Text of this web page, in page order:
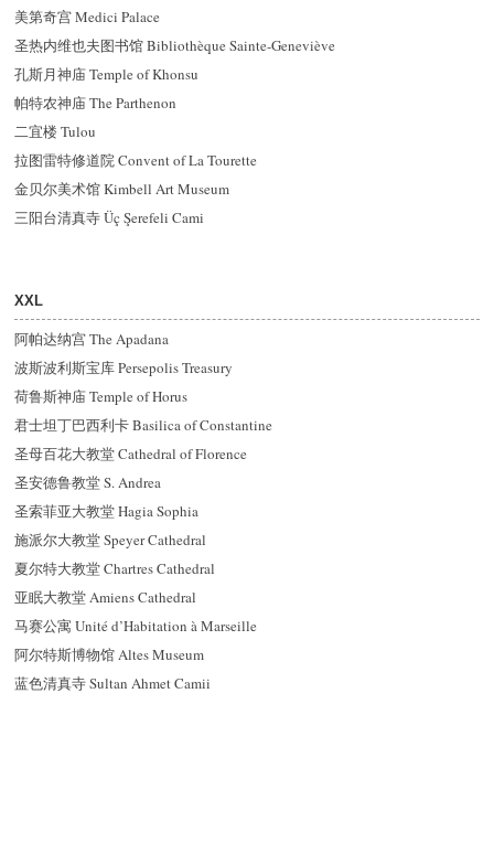
美第奇宫 Medici Palace
圣热内维也夫图书馆 Bibliothèque Sainte-Geneviève
孔斯月神庙 Temple of Khonsu
帕特农神庙 The Parthenon
二宜楼 Tulou
拉图雷特修道院 Convent of La Tourette
金贝尔美术馆 Kimbell Art Museum
三阳台清真寺 Üç Şerefeli Cami
XXL
阿帕达纳宫 The Apadana
波斯波利斯宝库 Persepolis Treasury
荷鲁斯神庙 Temple of Horus
君士坦丁巴西利卡 Basilica of Constantine
圣母百花大教堂 Cathedral of Florence
圣安德鲁教堂 S. Andrea
圣索菲亚大教堂 Hagia Sophia
施派尔大教堂 Speyer Cathedral
夏尔特大教堂 Chartres Cathedral
亚眠大教堂 Amiens Cathedral
马赛公寓 Unité d’Habitation à Marseille
阿尔特斯博物馆 Altes Museum
蓝色清真寺 Sultan Ahmet Camii